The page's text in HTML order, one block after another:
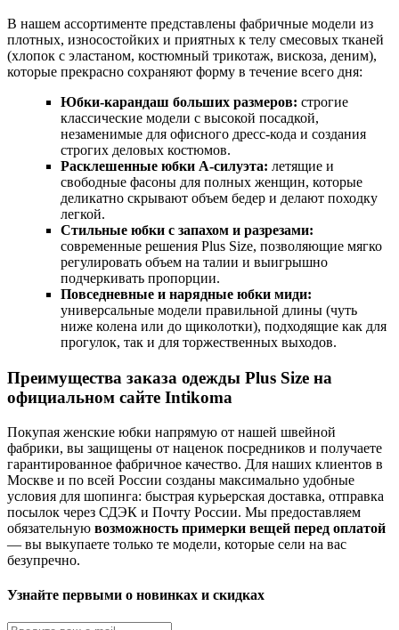
В нашем ассортименте представлены фабричные модели из
плотных, износостойких и приятных к телу смесовых тканей
(хлопок с эластаном, костюмный трикотаж, вискоза, деним),
которые прекрасно сохраняют форму в течение всего дня:
Юбки-карандаш больших размеров: строгие
классические модели с высокой посадкой,
незаменимые для офисного дресс-кода и создания
строгих деловых костюмов.
Расклешенные юбки А-силуэта: летящие и
свободные фасоны для полных женщин, которые
деликатно скрывают объем бедер и делают походку
легкой.
Стильные юбки с запахом и разрезами:
современные решения Plus Size, позволяющие мягко
регулировать объем на талии и выигрышно
подчеркивать пропорции.
Повседневные и нарядные юбки миди:
универсальные модели правильной длины (чуть
ниже колена или до щиколотки), подходящие как для
прогулок, так и для торжественных выходов.
Преимущества заказа одежды Plus Size на
официальном сайте Intikoma
Покупая женские юбки напрямую от нашей швейной
фабрики, вы защищены от наценок посредников и получаете
гарантированное фабричное качество. Для наших клиентов в
Москве и по всей России созданы максимально удобные
условия для шопинга: быстрая курьерская доставка, отправка
посылок через СДЭК и Почту России. Мы предоставляем
обязательную возможность примерки вещей перед оплатой
— вы выкупаете только те модели, которые сели на вас
безупречно.
Узнайте первыми о новинках и скидках